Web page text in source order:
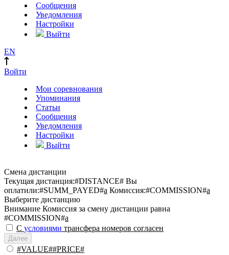
Сообщения
Уведомления
Настройки
Выйти
EN
Войти
Мои соревнования
Упоминания
Статьи
Сообщения
Уведомления
Настройки
Выйти
Смена дистанции
Текущая дистанция:#DISTANCE# Вы
оплатили:#SUMM_PAYED#a Комиссия:#COMMISSION#a
Выберите дистанцию
Внимание Комиссия за смену дистанции равна
#COMMISSION#a
С условиями трансфера номеров согласен
Далее
#VALUE##PRICE#